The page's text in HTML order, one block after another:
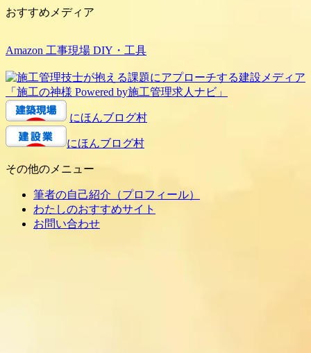
おすすめメディア
Amazon 工事現場 DIY・工具
にほんブログ村
にほんブログ村
その他のメニュー
筆者の自己紹介（プロフィール）
わたしのおすすめサイト
お問い合わせ